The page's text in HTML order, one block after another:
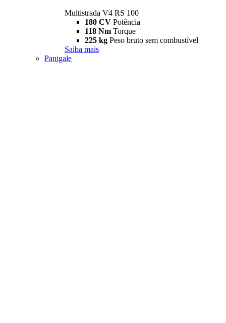
Multistrada V4 RS 100
180 CV Potência
118 Nm Torque
225 kg Peso bruto sem combustível
Saiba mais
Panigale